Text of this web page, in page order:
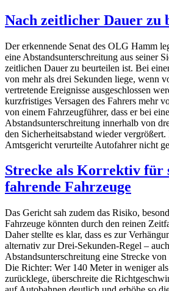
Nach zeitlicher Dauer zu
Der erkennende Senat des OLG Hamm
eine Abstandsunterschreitung aus seiner
zeitlichen Dauer zu beurteilen ist. Bei
von mehr als drei Sekunden liege, wenn
vertretende Ereignisse ausgeschlossen
kurzfristiges Versagen des Fahrers mehr
von einem Fahrzeugführer, dass er bei
Abstandsunterschreitung innerhalb von
den Sicherheitsabstand wieder
Amtsgericht verurteilte Autofahrer nicht
Strecke als Korrektiv für
fahrende Fahrzeuge
Das Gericht sah zudem das Risiko,
Fahrzeuge könnten durch den reinen
Daher stellte es klar, dass es zur
alternativ zur Drei-Sekunden-Regel –
Abstandsunterschreitung eine Strecke
Die Richter: Wer 140 Meter in weniger
zurücklege, überschreite die